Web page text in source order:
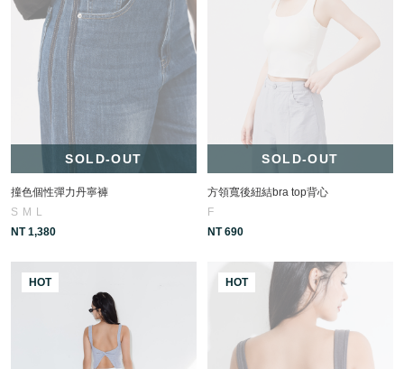
SOLD-OUT
撞色個性彈力丹寧褲
S M
L
NT 1,380
SOLD-OUT
方領寬後紐結bra top背心
F
NT 690
HOT HOT